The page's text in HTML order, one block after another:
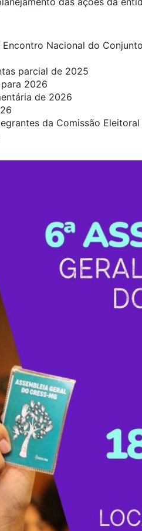
Encontro Nacional do
parcial de 2025
2026
de 2026
da Comissão Eleitoral